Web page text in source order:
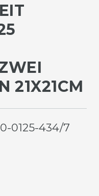
H
S
0125-434/7